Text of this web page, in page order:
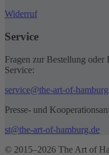
Widerruf
Service
Fragen zur Bestellung oder
Service:
service@the-art-of-
Presse- und
st@the-art-of-hamburg.de
© 2015–2026 The Art of